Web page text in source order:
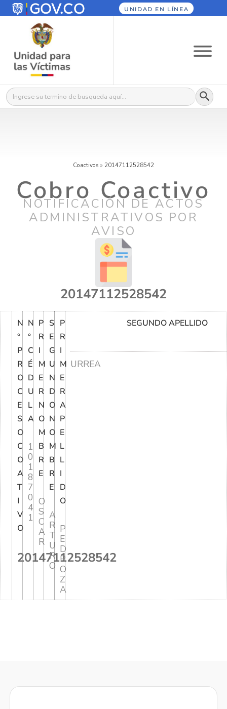
UNIDAD EN LÍNEA
Buscar: Botón
Coactivos » 20147112528542
Cobro Coactivo
NOTIFICACIÓN DE ACTOS
ADMINISTRATIVOS POR
AVISO
20147112528542
N
°
P
R
O
C
E
S
O
C
O
A
T
I
V
O
20147112528542
N
°
C
É
D
U
L
A
1
0
1
8
7
0
4
1
P
R
I
M
E
R
N
O
M
B
R
E
O
S
C
A
R
S
E
G
U
N
D
O
N
O
M
B
R
E
A
R
T
U
R
O
P
R
I
M
E
R
A
P
E
L
L
I
D
O
P
E
D
R
O
Z
A
SEGUNDO APELLIDO
URREA